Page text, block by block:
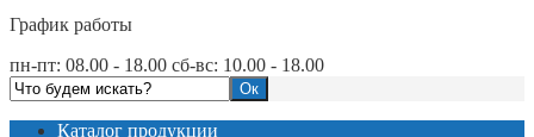
График работы
пн-пт: 08.00 - 18.00 сб-вс: 10.00 - 18.00
Каталог продукции